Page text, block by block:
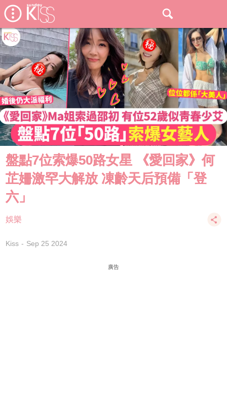
盤點7位索爆50路女星 《愛回家》何
芷姍激罕大解放 凍齡天后預備「登
六」
娛樂
Kiss Sep 25 2024
廣告